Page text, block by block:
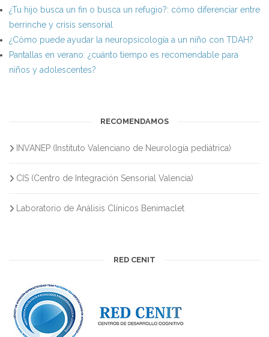
¿Tu hijo busca un fin o busca un refugio?: cómo diferenciar entre
berrinche y crisis sensorial
¿Cómo puede ayudar la neuropsicología a un niño con TDAH?
Pantallas en verano: ¿cuánto tiempo es recomendable para
niños y adolescentes?
RECOMENDAMOS
INVANEP (Instituto Valenciano de Neurología pediátrica)
CIS (Centro de Integración Sensorial Valencia)
Laboratorio de Análisis Clínicos Benimaclet
RED CENIT